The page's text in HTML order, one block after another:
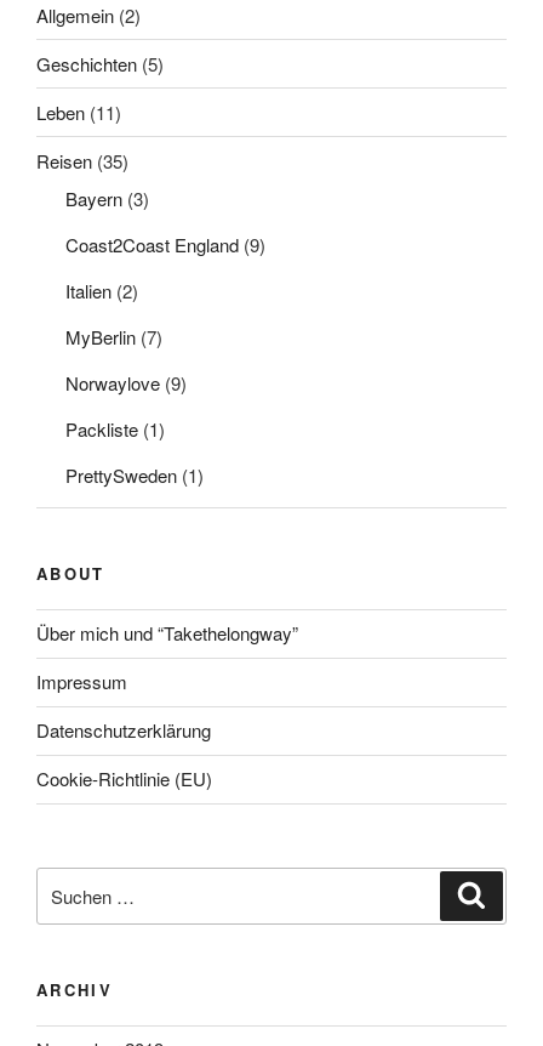
Allgemein (2)
Geschichten (5)
Leben (11)
Reisen (35)
Bayern (3)
Coast2Coast England (9)
Italien (2)
MyBerlin (7)
Norwaylove (9)
Packliste (1)
PrettySweden (1)
ABOUT
Über mich und “Takethelongway”
Impressum
Datenschutzerklärung
Cookie-Richtlinie (EU)
nach:
ARCHIV